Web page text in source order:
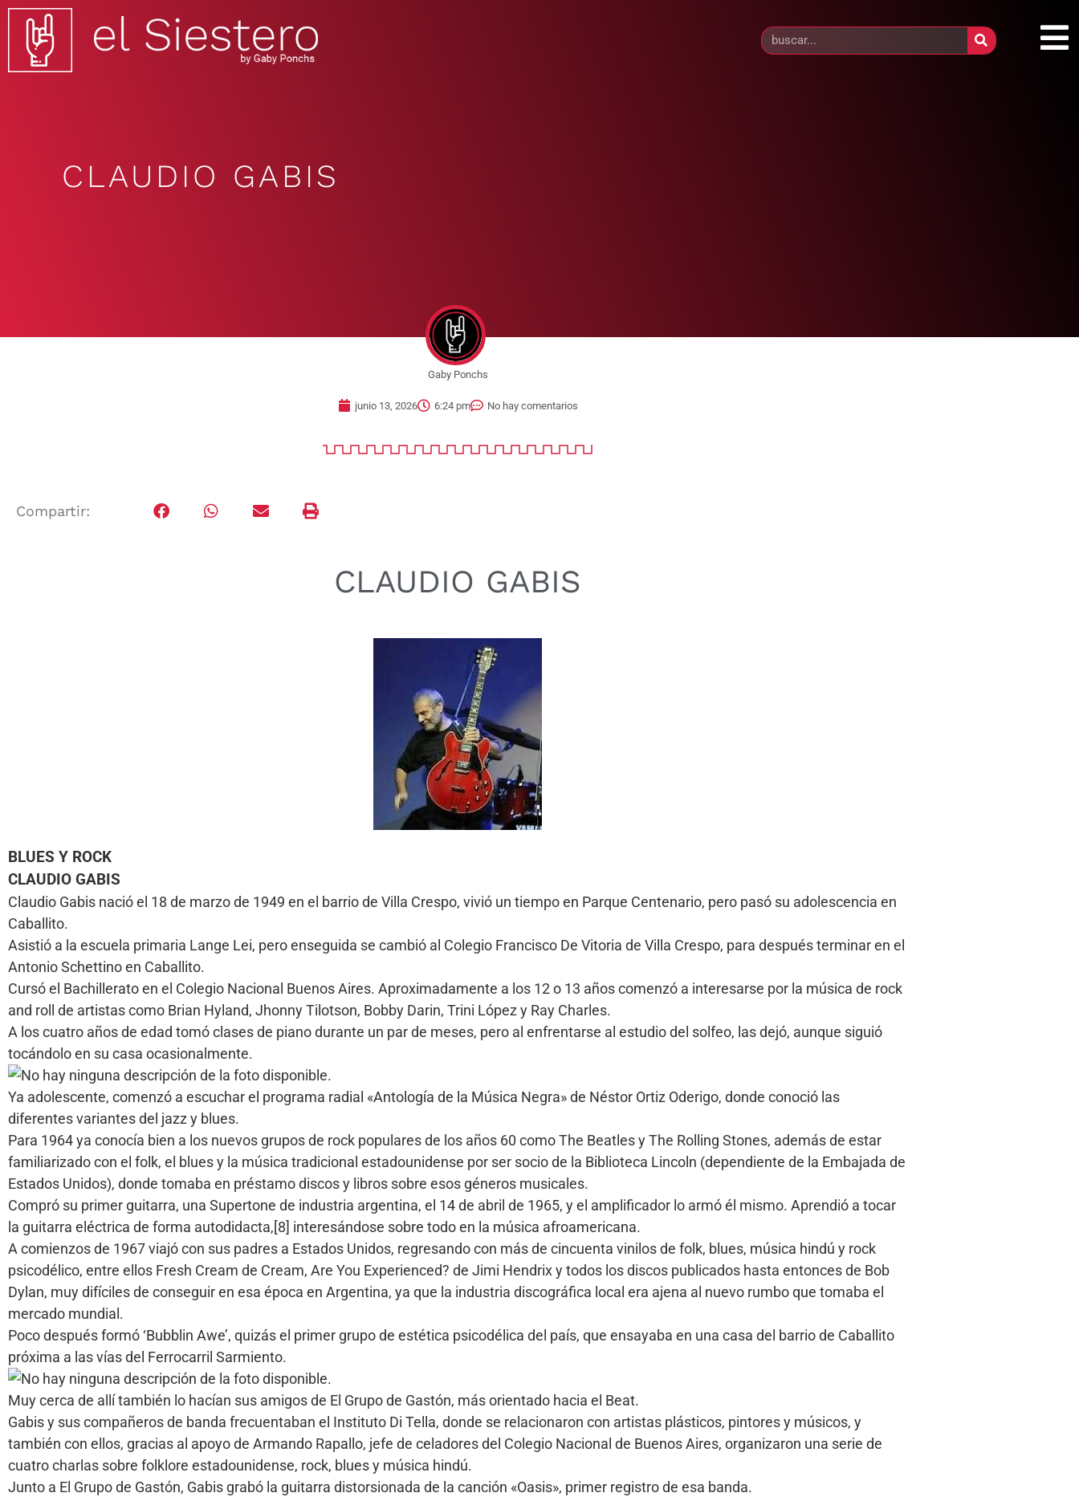
CLAUDIO GABIS
Gaby Ponchs
junio 13, 2026 6:24 pm No hay comentarios
Compartir:
CLAUDIO GABIS
BLUES Y ROCK
CLAUDIO GABIS
Claudio Gabis nació el 18 de marzo de 1949 en el barrio de Villa Crespo, vivió un tiempo en Parque Centenario, pero pasó su adolescencia en
Caballito.
Asistió a la escuela primaria Lange Lei, pero enseguida se cambió al Colegio Francisco De Vitoria de Villa Crespo, para después terminar en el
Antonio Schettino en Caballito.
Cursó el Bachillerato en el Colegio Nacional Buenos Aires. Aproximadamente a los 12 o 13 años comenzó a interesarse por la música de rock
and roll de artistas como Brian Hyland, Jhonny Tilotson, Bobby Darin, Trini López y Ray Charles.
A los cuatro años de edad tomó clases de piano durante un par de meses, pero al enfrentarse al estudio del solfeo, las dejó, aunque siguió
tocándolo en su casa ocasionalmente.
Ya adolescente, comenzó a escuchar el programa radial «Antología de la Música Negra» de Néstor Ortiz Oderigo, donde conoció las
diferentes variantes del jazz y blues.
Para 1964 ya conocía bien a los nuevos grupos de rock populares de los años 60 como The Beatles y The Rolling Stones, además de estar
familiarizado con el folk, el blues y la música tradicional estadounidense por ser socio de la Biblioteca Lincoln (dependiente de la Embajada de
Estados Unidos), donde tomaba en préstamo discos y libros sobre esos géneros musicales.
Compró su primer guitarra, una Supertone de industria argentina, el 14 de abril de 1965, y el amplificador lo armó él mismo. Aprendió a tocar
la guitarra eléctrica de forma autodidacta,[8] interesándose sobre todo en la música afroamericana.
A comienzos de 1967 viajó con sus padres a Estados Unidos, regresando con más de cincuenta vinilos de folk, blues, música hindú y rock
psicodélico, entre ellos Fresh Cream de Cream, Are You Experienced? de Jimi Hendrix y todos los discos publicados hasta entonces de Bob
Dylan, muy difíciles de conseguir en esa época en Argentina, ya que la industria discográfica local era ajena al nuevo rumbo que tomaba el
mercado mundial.
Poco después formó ‘Bubblin Awe’, quizás el primer grupo de estética psicodélica del país, que ensayaba en una casa del barrio de Caballito
próxima a las vías del Ferrocarril Sarmiento.
Muy cerca de allí también lo hacían sus amigos de El Grupo de Gastón, más orientado hacia el Beat.
Gabis y sus compañeros de banda frecuentaban el Instituto Di Tella, donde se relacionaron con artistas plásticos, pintores y músicos, y
también con ellos, gracias al apoyo de Armando Rapallo, jefe de celadores del Colegio Nacional de Buenos Aires, organizaron una serie de
cuatro charlas sobre folklore estadounidense, rock, blues y música hindú.
Junto a El Grupo de Gastón, Gabis grabó la guitarra distorsionada de la canción «Oasis», primer registro de esa banda.